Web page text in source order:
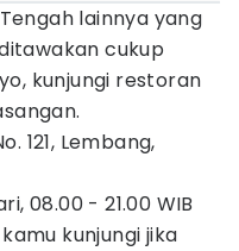
lainnya yang
cukup
kunjungi restoran
121, Lembang,
08.00 - 21.00 WIB
kunjungi jika